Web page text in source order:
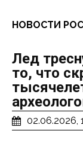
НОВОСТИ
Лед
то, что
02.06.2026,